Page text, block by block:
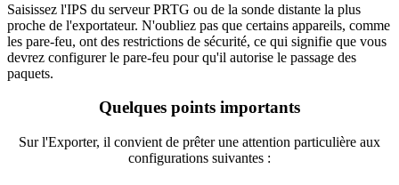
Saisissez l'IPS du serveur PRTG ou de la sonde distante la plus
proche de l'exportateur. N'oubliez pas que certains appareils, comme
les pare-feu, ont des restrictions de sécurité, ce qui signifie que vous
devrez configurer le pare-feu pour qu'il autorise le passage des
paquets.
Quelques points importants
Sur l'Exporter, il convient de prêter une attention particulière aux
configurations suivantes :